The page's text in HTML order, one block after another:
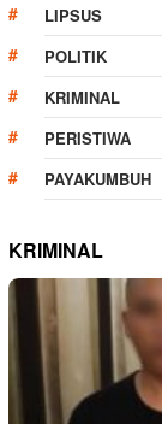
LIPSUS
POLITIK
KRIMINAL
PERISTIWA
PAYAKUMBUH
KRIMINAL